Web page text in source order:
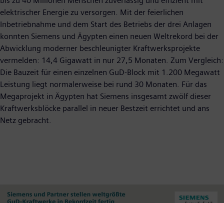
elektrischer Energie zu versorgen. Mit der feierlichen
Inbetriebnahme und dem Start des Betriebs der drei Anlagen
konnten Siemens und Ägypten einen neuen Weltrekord bei der
Abwicklung moderner beschleunigter Kraftwerksprojekte
vermelden: 14,4 Gigawatt in nur 27,5 Monaten. Zum Vergleich:
Die Bauzeit für einen einzelnen GuD-Block mit 1.200 Megawatt
Leistung liegt normalerweise bei rund 30 Monaten. Für das
Megaprojekt in Ägypten hat Siemens insgesamt zwölf dieser
Kraftwerksblöcke parallel in neuer Bestzeit errichtet und ans
Netz gebracht.